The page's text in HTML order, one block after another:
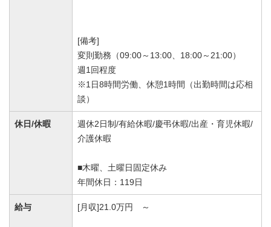
[備考]
変則勤務（09:00～13:00、18:00～21:00）
週1回程度
※1日8時間労働、休憩1時間（出勤時間は応相
談）
休日/休暇
週休2日制/有給休暇/慶弔休暇/出産・育児休暇/
介護休暇
■木曜、土曜日固定休み
年間休日：119日
給与 [月収]21.0万円 ～